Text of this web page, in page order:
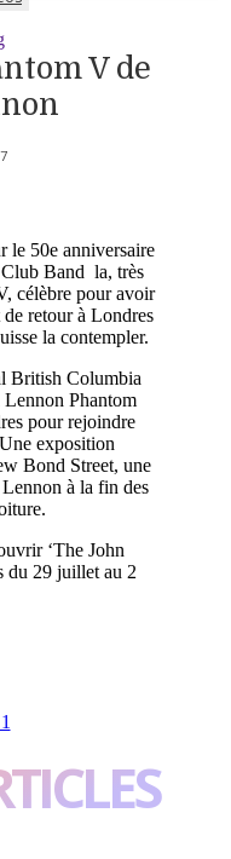
V de
le 50e anniversaire
Club Band la, très
célèbre pour avoir
retour à Londres
la contempler.
British Columbia
Lennon Phantom
pour rejoindre
exposition
Bond Street, une
à la fin des
‘The John
du 29 juillet au 2